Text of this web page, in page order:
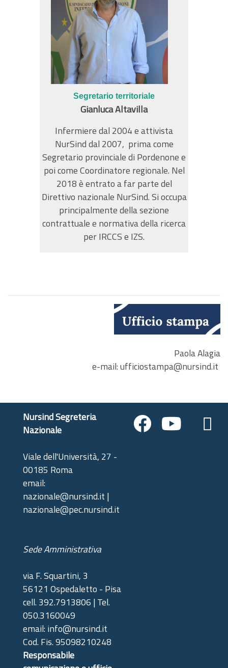
Segretario territoriale
Gianluca Altavilla
Infermiere dal 2004 e attivista
NurSind dal 2007, prima come
Segretario provinciale di Pordenone e
poi come Coordinatore regionale. Nel
2018 è entrato a far parte del
Direttivo nazionale NurSind. Si occupa
principalmente della sezione
contrattuale e normativa della ricerca
per IRCCS e IZS.
Paola Alagia
e-mail: ufficiostampa@nursind.it
Nursind Segreteria
Nazionale
Viale dell'Università, 27 -
00185 Roma
email:
nazionale@nursind.it |
nazionale@pec.nursind.it
Sede Amministrativa
via F. Squartini, 3
56121 Ospedaletto - Pisa
cell. 392.7913806 | Tel.
050.3160049
email: info@nursind.it
Cod. Fis. 95098210248
Responsabile